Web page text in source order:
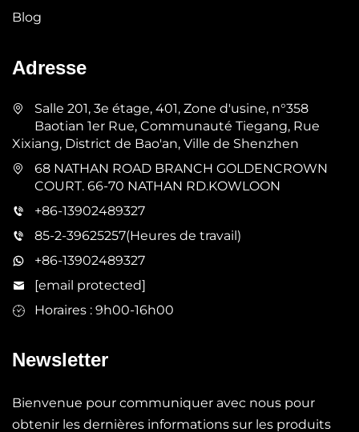
Blog
Adresse
Salle 201, 3e étage, 401, Zone d'usine, n°358
Baotian 1er Rue, Communauté Tiegang, Rue
Xixiang, District de Bao'an, Ville de Shenzhen
68 NATHAN ROAD BRANCH GOLDENCROWN
COURT. 66-70 NATHAN RD.KOWLOON
+86-13902489327
85-2-39625257(Heures de travail)
+86-13902489327
[email protected]
Horaires : 9h00-16h00
Newsletter
Bienvenue pour communiquer avec nous pour
obtenir les dernières informations sur les produits